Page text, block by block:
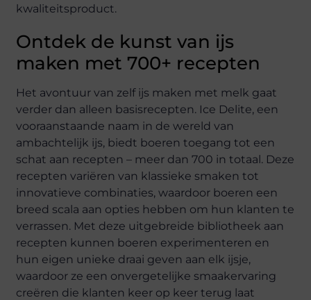
kwaliteitsproduct.
Ontdek de kunst van ijs
maken met 700+ recepten
Het avontuur van zelf ijs maken met melk gaat
verder dan alleen basisrecepten. Ice Delite, een
vooraanstaande naam in de wereld van
ambachtelijk ijs, biedt boeren toegang tot een
schat aan recepten – meer dan 700 in totaal. Deze
recepten variëren van klassieke smaken tot
innovatieve combinaties, waardoor boeren een
breed scala aan opties hebben om hun klanten te
verrassen. Met deze uitgebreide bibliotheek aan
recepten kunnen boeren experimenteren en
hun eigen unieke draai geven aan elk ijsje,
waardoor ze een onvergetelijke smaakervaring
creëren die klanten keer op keer terug laat